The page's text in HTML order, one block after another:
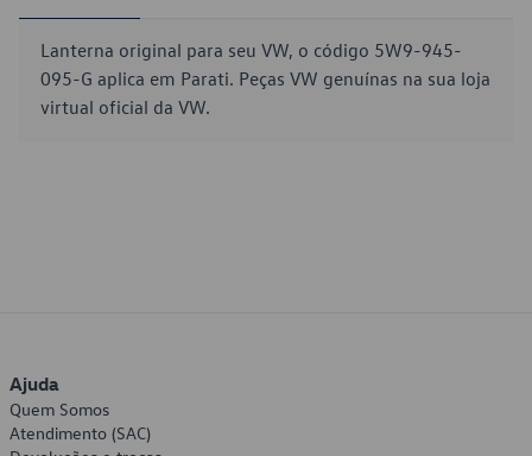
Lanterna original para seu VW, o código 5W9-945-
095-G aplica em Parati. Peças VW genuínas na sua loja
virtual oficial da VW.
Ajuda
Quem Somos
Atendimento (SAC)